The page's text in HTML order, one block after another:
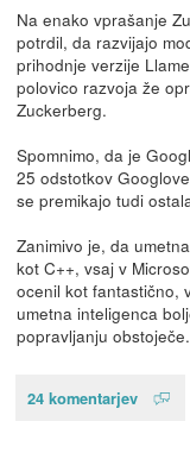
Na enako vprašanje
potrdil, da razvijajo
prihodnje verzije
polovico razvoja že
Zuckerberg.
Spomnimo, da je
25 odstotkov
se premikajo tudi
Zanimivo je, da
kot C++, vsaj v
ocenil kot fantastično,
umetna inteligenca
popravljanju obstoječe.
24 komentarjev